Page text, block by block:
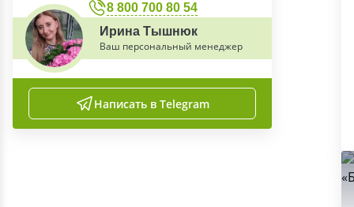
8 800 700 80 54
Ирина Тышнюк
Ваш персональный менеджер
Написать в Telegram